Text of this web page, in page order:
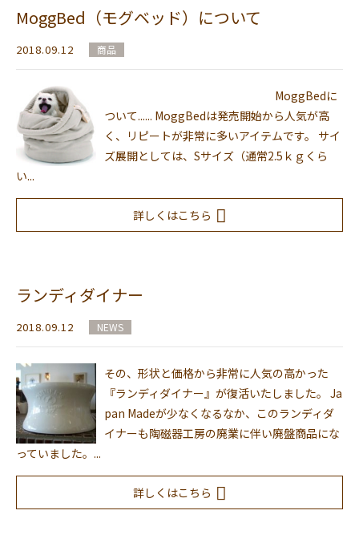
MoggBed（モグベッド）について
2018.09.12 商品
MoggBedに
ついて...... MoggBedは発売開始から人気が高
く、リピートが非常に多いアイテムです。 サイ
ズ展開としては、Sサイズ（通常2.5ｋｇくら
い...
詳しくはこちら
ランディダイナー
2018.09.12 NEWS
その、形状と価格から非常に人気の高かった
『ランディダイナー』が復活いたしました。 Ja
pan Madeが少なくなるなか、このランディダ
イナーも陶磁器工房の廃業に伴い廃盤商品にな
っていました。...
詳しくはこちら